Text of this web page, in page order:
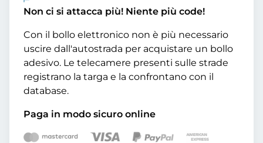
Non ci si attacca più! Niente più code!
Con il bollo elettronico non è più necessario
uscire dall'autostrada per acquistare un bollo
adesivo. Le telecamere presenti sulle strade
registrano la targa e la confrontano con il
database.
Paga in modo sicuro online